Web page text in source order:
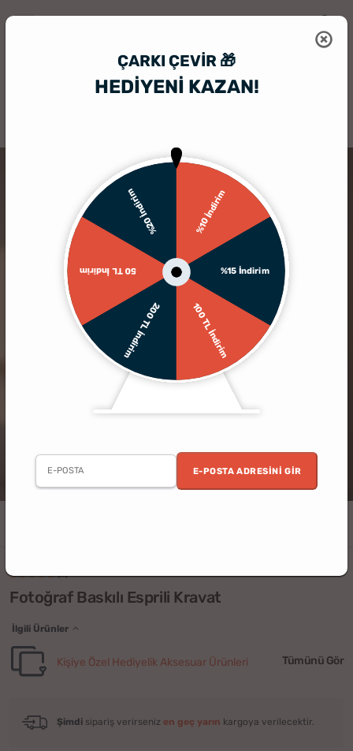
ÇARKI ÇEVIR 🎁
HEDİYENİ KAZAN!
%10 İndirim
%15 İndirim
100 TL İndirim
200 TL İndirim
50 TL İndirim
%20 İndirim
E-POSTA ADRESINI GIR
(2)
Fotoğraf Baskılı Esprili Kravat
İlgili Ürünler
Kişiye Özel Hediyelik Aksesuar Ürünleri Tümünü Gör
Şimdi sipariş verirseniz en geç yarın kargoya verilecektir.